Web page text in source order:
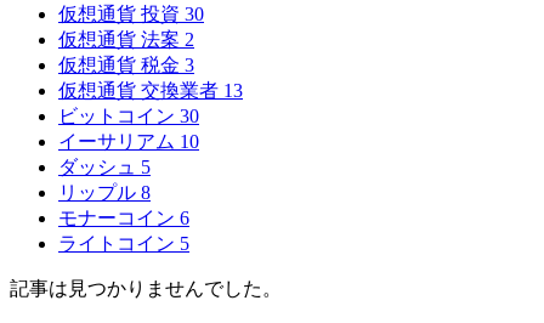
仮想通貨 投資 30
仮想通貨 法案 2
仮想通貨 税金 3
仮想通貨 交換業者 13
ビットコイン 30
イーサリアム 10
ダッシュ 5
リップル 8
モナーコイン 6
ライトコイン 5
記事は見つかりませんでした。